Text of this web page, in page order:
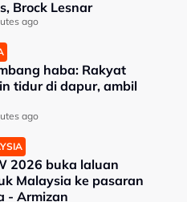
Brock Lesnar
ago
haba: Rakyat
tidur di dapur, ambil
ago
2026 buka laluan
Malaysia ke pasaran
- Armizan